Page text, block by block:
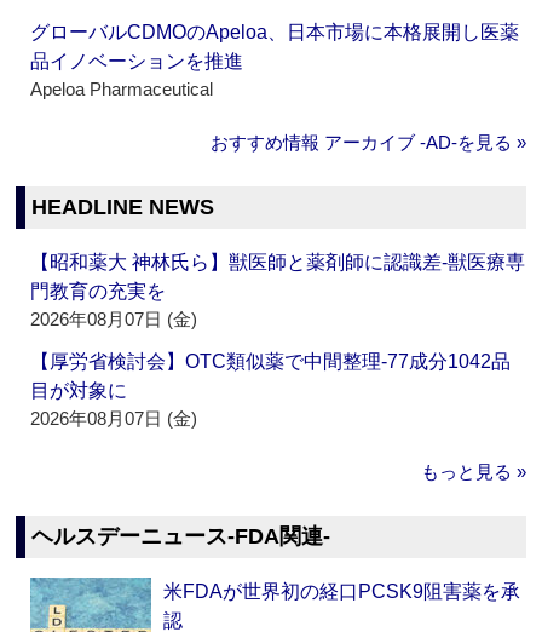
グローバルCDMOのApeloa、日本市場に本格展開し医薬
品イノベーションを推進
Apeloa Pharmaceutical
おすすめ情報 アーカイブ ‐AD‐を見る »
HEADLINE NEWS
【昭和薬大 神林氏ら】獣医師と薬剤師に認識差‐獣医療専
門教育の充実を
2026年08月07日 (金)
【厚労省検討会】OTC類似薬で中間整理‐77成分1042品
目が対象に
2026年08月07日 (金)
もっと見る »
ヘルスデーニュース‐FDA関連‐
米FDAが世界初の経口PCSK9阻害薬を承
認